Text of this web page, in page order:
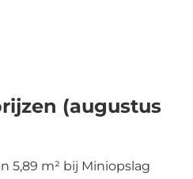
(augustus
5,89 m² bij Miniopslag